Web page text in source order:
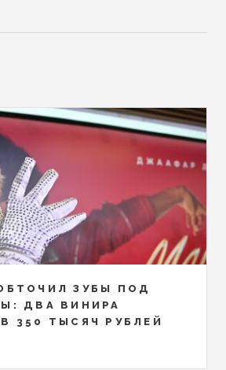
ЗУБЫ ПОД
ДВА ВИНИРА
350 ТЫСЯЧ РУБЛЕЙ